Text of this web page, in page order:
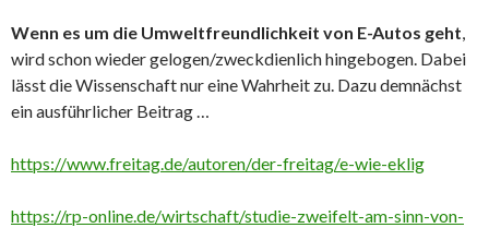
Wenn es um die Umweltfreundlichkeit von E-Autos geht,
wird schon wieder gelogen/zweckdienlich hingebogen. Dabei
lässt die Wissenschaft nur eine Wahrheit zu. Dazu demnächst
ein ausführlicher Beitrag …
https://www.freitag.de/autoren/der-freitag/e-wie-eklig
https://rp-online.de/wirtschaft/studie-zweifelt-am-sinn-von-